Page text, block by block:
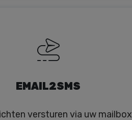
EMAIL2SMS
versturen via uw mailbox